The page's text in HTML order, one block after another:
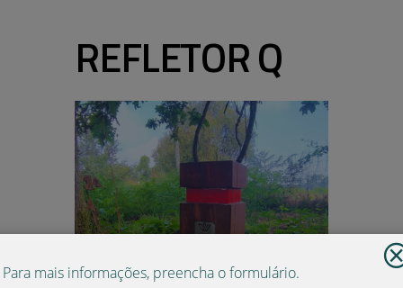
REFLETORQ
Para mais informações, preencha o formulário.